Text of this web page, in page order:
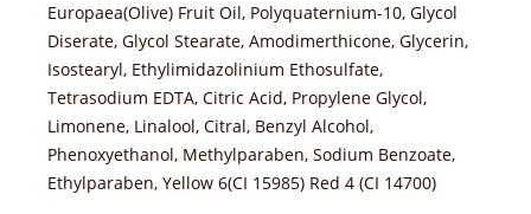
Europaea(Olive) Fruit Oil, Polyquaternium-10, Glycol
Diserate, Glycol Stearate, Amodimerthicone, Glycerin,
Isostearyl, Ethylimidazolinium Ethosulfate,
Tetrasodium EDTA, Citric Acid, Propylene Glycol,
Limonene, Linalool, Citral, Benzyl Alcohol,
Phenoxyethanol, Methylparaben, Sodium Benzoate,
Ethylparaben, Yellow 6(CI 15985) Red 4 (CI 14700)